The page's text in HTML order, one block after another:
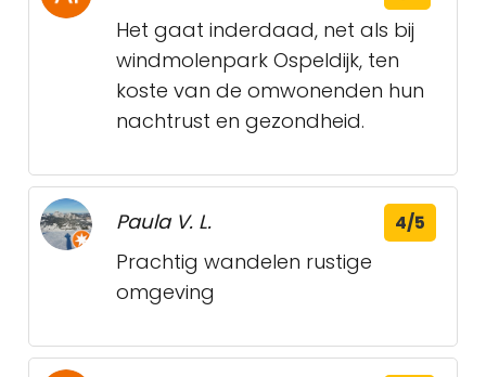
Het gaat inderdaad, net als bij
windmolenpark Ospeldijk, ten
koste van de omwonenden hun
nachtrust en gezondheid.
Paula V. L. 4/5
Prachtig wandelen rustige
omgeving